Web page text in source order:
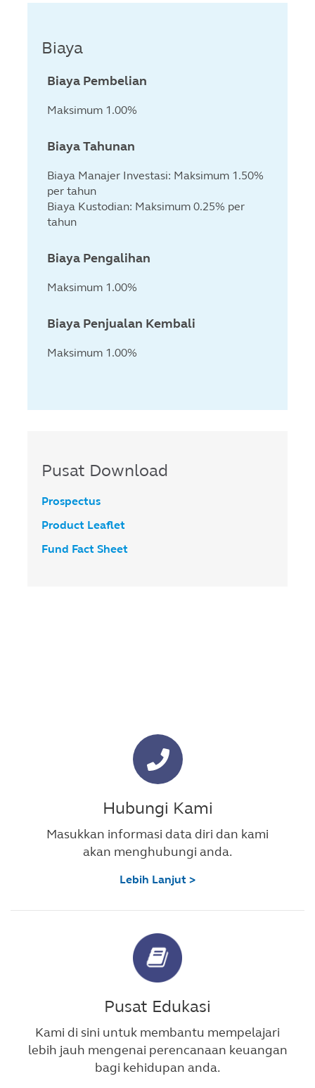
Biaya
Biaya Pembelian
Maksimum 1.00%
Biaya Tahunan
Biaya Manajer Investasi: Maksimum 1.50%
per tahun
Biaya Kustodian: Maksimum 0.25% per
tahun
Biaya Pengalihan
Maksimum 1.00%
Biaya Penjualan Kembali
Maksimum 1.00%
Pusat Download
Prospectus
Product Leaflet
Fund Fact Sheet
Hubungi Kami
Masukkan informasi data diri dan kami
akan menghubungi anda.
Lebih Lanjut >
Pusat Edukasi
Kami di sini untuk membantu mempelajari
lebih jauh mengenai perencanaan keuangan
bagi kehidupan anda.